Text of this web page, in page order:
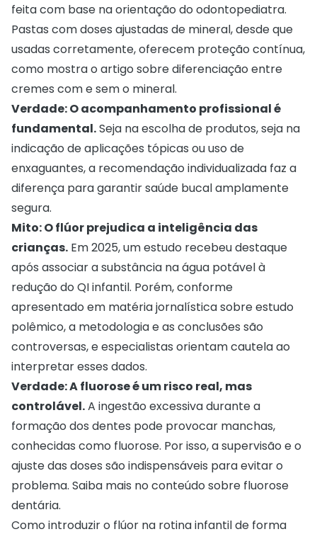
feita com base na orientação do odontopediatra.
Pastas com doses ajustadas de mineral, desde que
usadas corretamente, oferecem proteção contínua,
como mostra o artigo sobrediferenciação entre
cremes com e sem o mineral.
Verdade: O acompanhamento profissional é
fundamental.Seja na escolha de produtos, seja na
indicação de aplicações tópicas ou uso de
enxaguantes, a recomendação individualizada faz a
diferença para garantir saúde bucal amplamente
segura.
Mito: O flúor prejudica a inteligência das
crianças. Em 2025, um estudo recebeu destaque
após associar a substância na água potável à
redução do QI infantil. Porém, conforme
apresentado em matéria jornalística sobre estudo
polêmico, a metodologia e as conclusões são
controversas, e especialistas orientam cautela ao
interpretar esses dados.
Verdade: A fluorose é um risco real, mas
controlável.A ingestão excessiva durante a
formação dos dentes pode provocar manchas,
conhecidas como fluorose. Por isso, a supervisão e o
ajuste das doses são indispensáveis para evitar o
problema. Saiba mais no conteúdo sobre fluorose
dentária.
Como introduzir o flúor na rotina infantil de forma